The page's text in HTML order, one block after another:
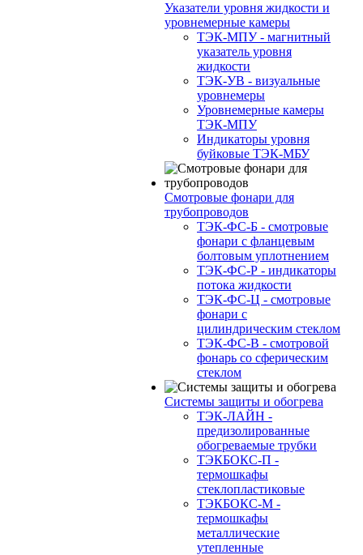
Указатели уровня жидкости и
уровнемерные камеры
ТЭК-МПУ - магнитный
указатель уровня
жидкости
ТЭК-УВ - визуальные
уровнемеры
Уровнемерные камеры
ТЭК-МПУ
Индикаторы уровня
буйковые ТЭК-МБУ
Смотровые фонари для
трубопроводов
ТЭК-ФС-Б - смотровые
фонари с фланцевым
болтовым уплотнением
ТЭК-ФС-Р - индикаторы
потока жидкости
ТЭК-ФС-Ц - смотровые
фонари с
цилиндрическим стеклом
ТЭК-ФС-В - смотровой
фонарь со сферическим
стеклом
Системы защиты и обогрева
ТЭК-ЛАЙН -
предизолированные
обогреваемые трубки
ТЭКБОКС-П -
термошкафы
стеклопластиковые
ТЭКБОКС-М -
термошкафы
металлические
утепленные